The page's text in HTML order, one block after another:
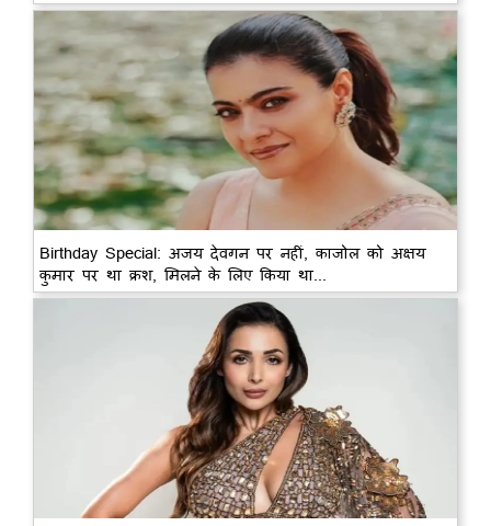
Birthday Special: अजय देवगन पर नहीं, काजोल को अक्षय
कुमार पर था क्रश, मिलने के लिए किया था...